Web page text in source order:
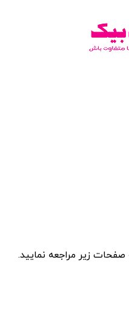
زیر مراجعه نمایید.